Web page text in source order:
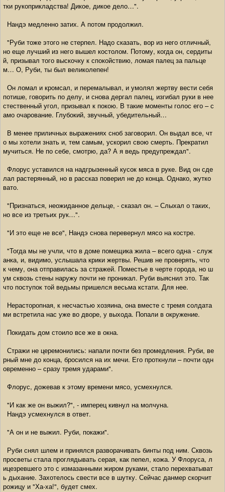
тки рукоприкладства! Дикое, дикое дело…".
Нандэ медленно затих. А потом продолжил.
"Руби тоже этого не стерпел. Надо сказать, вор из него отличный,
но еще лучший из него вышел костолом. Потому, когда он, сердиты
й, призывал того выскочку к спокойствию, ломая палец за пальце
м… О, Руби, ты был великолепен!
Он ломал и кромсал, и перемалывал, и умолял жертву вести себя
потише, говорить по делу, и снова дергал палец, изгибал руки в нее
стественный угол, призывал к покою. В такие моменты голос его – с
амо очарование. Глубокий, звучный, убедительный…
В менее приличных выражениях сноб заговорил. Он выдал все, чт
о мы хотели знать и, тем самым, ускорил свою смерть. Прекратил
мучиться. Не по себе, смотрю, да? А я ведь предупреждал".
Флорус уставился на надгрызенный кусок мяса в руке. Вид он сде
лал растерянный, но в рассказ поверил не до конца. Однако, жутко
вато.
"Признаться, неожиданное дельце, - сказал он. – Слыхал о таких,
но все из третьих рук…".
"И это еще не все", Нандэ снова перевернул мясо на костре.
"Тогда мы не учли, что в доме помещика жила – всего одна - служ
анка, и, видимо, услышала крики жертвы. Решив не проверять, что
к чему, она отправилась за стражей. Поместье в черте города, но ш
ум сквозь стены наружу почти не проникал. Руби выяснил это. Так
что поступок той ведьмы пришелся весьма кстати. Для нее.
Нерасторопная, к несчастью хозяина, она вместе с тремя солдата
ми встретила нас уже во дворе, у выхода. Попали в окружение.
Покидать дом стоило все же в окна.
Стражи не церемонились: напали почти без промедления. Руби, ве
рный мне до конца, бросился на их мечи. Его проткнули – почти одн
овременно – сразу тремя ударами".
Флорус, дожевав к этому времени мясо, усмехнулся.
"И как же он выжил?", - имперец кивнул на молчуна.
Нандэ усмехнулся в ответ.
"А он и не выжил. Руби, покажи".
Руби снял шлем и принялся разворачивать бинты под ним. Сквозь
просветы стала проглядывать серая, как пепел, кожа. У Флоруса, л
ицезревшего это с измазанными жиром руками, стало перехватыват
ь дыхание. Захотелось свести все в шутку. Сейчас данмер скорчит
рожицу и "Ха-ха!", будет смех.